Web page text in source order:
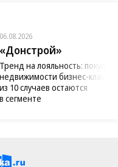
06.08.2026
«Донстрой»
Тренд на лояльность:
недвижимости бизнес-класса
из 10 случаев остаются
в сегменте